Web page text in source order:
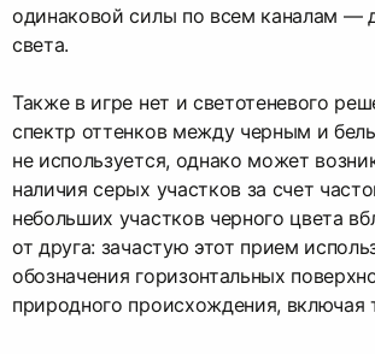
одинаковой силы по всем каналам —
света.
Также в игре нет и светотеневого
спектр оттенков между черным и
не используется, однако может
наличия серых участков за счет
небольших участков черного цвета
от друга: зачастую этот прием
обозначения горизонтальных
природного происхождения, включая